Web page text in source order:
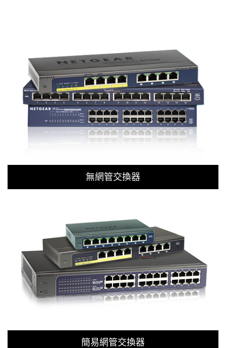
無網管交換器
簡易網管交換器